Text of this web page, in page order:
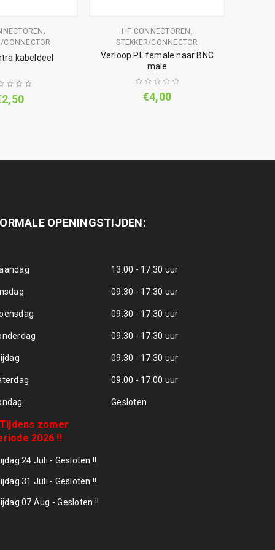
,
CONNECTOR
kabeldeel
2,50
HF CONNECTOREN ,
STEKKER/CONNECTOR
Verloop PL female naar BNC
male
€4,00
OPENINGSTIJDEN:
13.00 - 17.30 uur
09.30 - 17.30 uur
09.30 - 17.30 uur
09.30 - 17.30 uur
09.30 - 17.30 uur
09.00 - 17.00 uur
Gesloten
zomer
2026 !!
24 Juli - Gesloten !!
31 Juli - Gesloten !!
07 Aug - Gesloten !!